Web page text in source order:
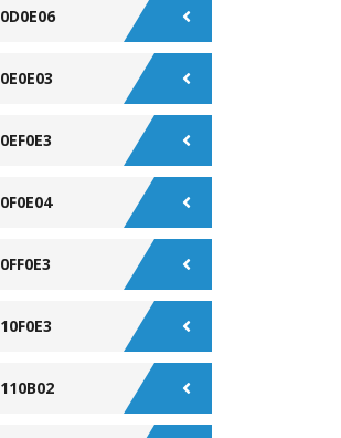
0D0E06
0E0E03
0EF0E3
0F0E04
0FF0E3
10F0E3
110B02